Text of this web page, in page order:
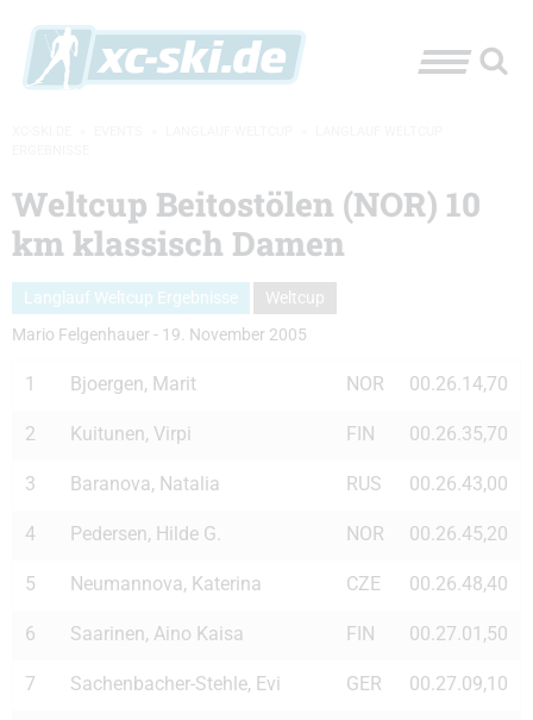
Weltcup Beitostölen (NOR) 10
km klassisch Damen
Langlauf Weltcup Ergebnisse
Weltcup
Mario Felgenhauer - 19. November 2005
1 Bjoergen, Marit NOR 00.26.14,70
2 Kuitunen, Virpi FIN 00.26.35,70
3 Baranova, Natalia RUS 00.26.43,00
4 Pedersen, Hilde G. NOR 00.26.45,20
5 Neumannova, Katerina CZE 00.26.48,40
6 Saarinen, Aino Kaisa FIN 00.27.01,50
7 Sachenbacher-Stehle, Evi GER 00.27.09,10